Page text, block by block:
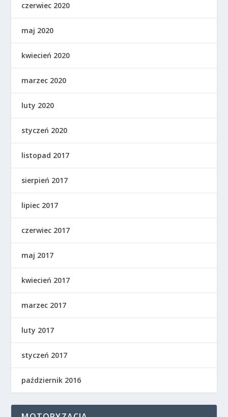
czerwiec 2020
maj 2020
kwiecień 2020
marzec 2020
luty 2020
styczeń 2020
listopad 2017
sierpień 2017
lipiec 2017
czerwiec 2017
maj 2017
kwiecień 2017
marzec 2017
luty 2017
styczeń 2017
październik 2016